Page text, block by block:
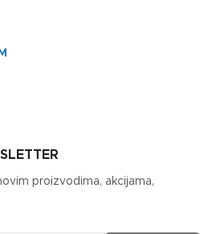
proizvodima, akcijama,